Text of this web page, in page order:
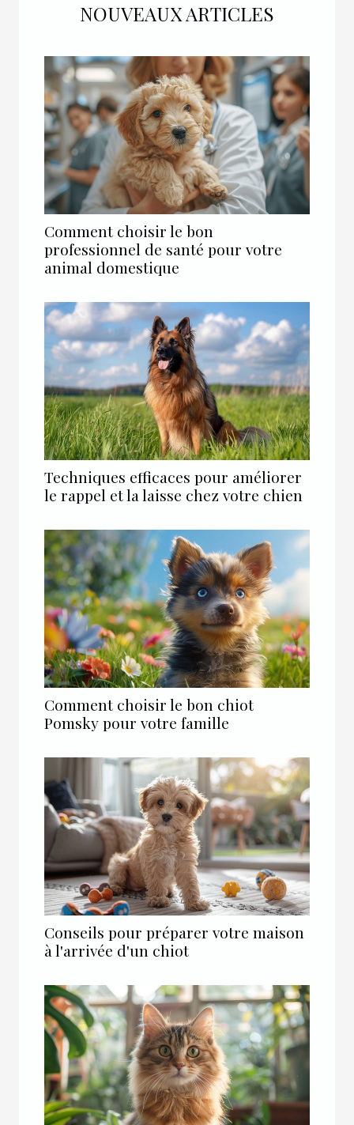
NOUVEAUX ARTICLES
Comment choisir le bon
professionnel de santé pour votre
animal domestique
Techniques efficaces pour améliorer
le rappel et la laisse chez votre chien
Comment choisir le bon chiot
Pomsky pour votre famille
Conseils pour préparer votre maison
à l'arrivée d'un chiot